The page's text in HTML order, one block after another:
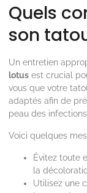
Quels
son
Un entretien
lotus est crucial
vous que votre
adaptés afin de
peau des
Voici quelques
Évitez toute
la
Utilisez une